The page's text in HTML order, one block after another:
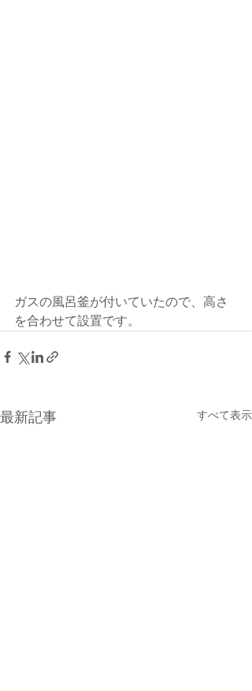
ガスの風呂釜が付いていたので、高さ
を合わせて設置です。
最新記事 すべて表示